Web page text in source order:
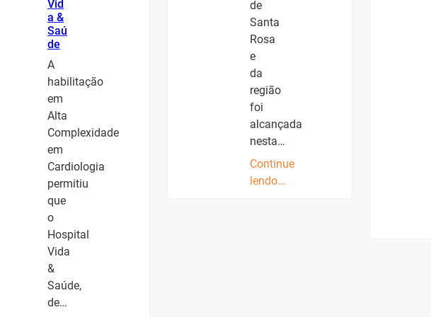
Vid
a &
Saú
de
A
habilitação
em
Alta
Complexidade
em
Cardiologia
permitiu
que
o
Hospital
Vida
&
Saúde,
de…
de
Santa
Rosa
e
da
região
foi
alcançada
nesta…
Continue
lendo…